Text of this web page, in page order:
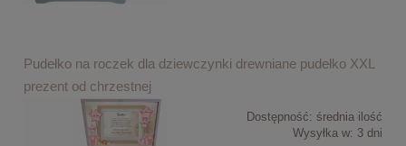
Pudełko na roczek dla dziewczynki drewniane pudełko XXL
prezent od chrzestnej
Dostępność: średnia ilość
Wysyłka w: 3 dni